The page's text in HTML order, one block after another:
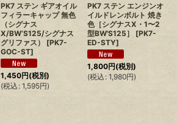
PK7 ステン ギアオイル
フィラーキャップ 無色
（シグナス
X/BW’S125/シグナス
グリファス）
[PK7-
GOC-ST]
1,450円(税別)
(税込 : 1,595円)
PK7 ステン エンジンオ
イルドレンボルト 焼き
色［シグナスX・1〜2
型BW'S125］
[PK7-
ED-STY]
1,800円(税別)
(税込 : 1,980円)